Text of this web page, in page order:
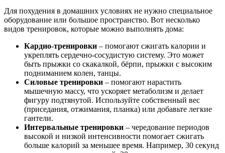
Для похудения в домашних условиях не нужно специальное
оборудование или большое пространство. Вот несколько
видов тренировок, которые можно выполнять дома:
Кардио-тренировки – помогают сжигать калории и
укреплять сердечно-сосудистую систему. Это может
быть прыжки со скакалкой, бёрпи, прыжки с высоким
подниманием колен, танцы.
Силовые тренировки – помогают нарастить
мышечную массу, что ускоряет метаболизм и делает
фигуру подтянутой. Используйте собственный вес
(приседания, отжимания, планка) или добавьте легкие
гантели.
Интервальные тренировки – чередование периодов
высокой и низкой интенсивности помогает сжигать
больше калорий за меньшее время. Например, 30 секунд